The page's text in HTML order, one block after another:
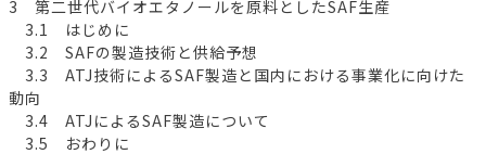
3 第二世代バイオエタノールを原料としたSAF生産
3.1 はじめに
3.2 SAFの製造技術と供給予想
3.3 ATJ技術によるSAF製造と国内における事業化に向けた
動向
3.4 ATJによるSAF製造について
3.5 おわりに